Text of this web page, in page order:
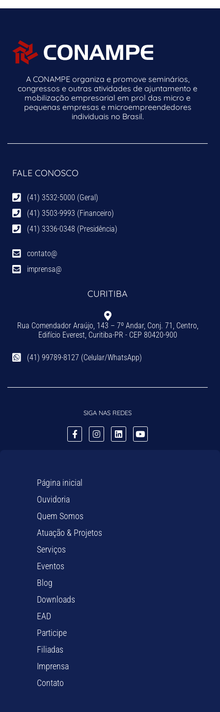
A CONAMPE organiza e promove seminários,
congressos e outras atividades de ajuntamento e
mobilização empresarial em prol das micro e
pequenas empresas e microempreendedores
individuais no Brasil.
FALE CONOSCO
(41) 3532-5000 (Geral)
(41) 3503-9993 (Financeiro)
(41) 3336-0348 (Presidência)
contato@
imprensa@
CURITIBA
Rua Comendador Araújo, 143 – 7º Andar, Conj. 71, Centro,
Edifício Everest, Curitiba-PR - CEP 80420-900
(41) 99789-8127 (Celular/WhatsApp)
SIGA NAS REDES
Página inicial
Ouvidoria
Quem Somos
Atuação & Projetos
Serviços
Eventos
Blog
Downloads
EAD
Participe
Filiadas
Imprensa
Contato